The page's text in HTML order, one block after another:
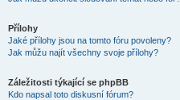
Přílohy
Jaké přílohy jsou na tomto fóru povoleny?
Jak můžu najít všechny svoje přílohy?
Záležitosti týkající se phpBB
Kdo napsal toto diskusní fórum?